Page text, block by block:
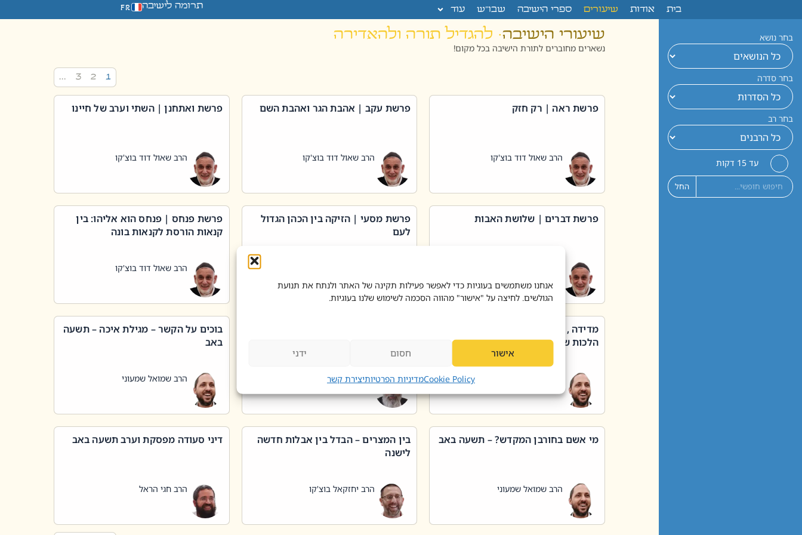
אנחנו משתמשים בעוגיות כדי לאפשר פעילות תקינה של האתר ולנתח את תנועת
הגולשים. לחיצה על "אישור" מהווה הסכמה לשימוש שלנו בעוגיות.
אישור חסום ידני
Cookie Policyמדיניות הפרטיותיצירת קשר
בית אודות שיעורים ספרי הישיבה שבו”ש עוד תרומה לישיבה FR
בחר נושא
בחר סדרה
בחר רב
עד 15 דקות
החל
שיעורי הישיבה· להגדיל תורה ולהאדירה
נשארים מחוברים לתורת הישיבה בכל מקום!
1
2
3
…
פרשת ראה | רק חזק
הרב שאול דוד בוצ'קו
פרשת עקב | אהבת הגר ואהבת השם
הרב שאול דוד בוצ'קו
פרשת ואתחנן | השתי וערב של חיינו
הרב שאול דוד בוצ'קו
פרשת דברים | שלושת האבות
פרשת מסעי | הזיקה בין הכהן הגדול
לעם
פרשת פנחס | פנחס הוא אליהו: בין
קנאות הורסת לקנאות בונה
הרב שאול דוד בוצ'קו
מדידה , קניה , שטיפת כלים בשבת –
הלכות שבת – סימן שכג
הרב יאיר בידני
בוכים על הקשר – מגילת איכה – תשעה
באב
הרב שמואל שמעוני
מי אשם בחורבן המקדש? – תשעה באב
הרב שמואל שמעוני
בין המצרים – הבדל בין אבלות חדשה
לישנה
הרב יחזקאל בוצ'קו
דיני סעודה מפסקת וערב תשעה באב
הרב חגי הראל